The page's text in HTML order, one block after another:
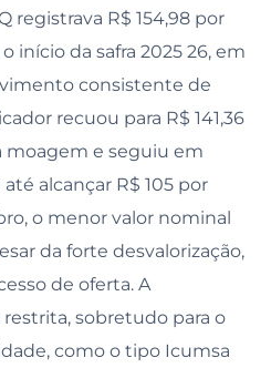
registrava R$ 154,98 por
início da safra 2025 26, em
consistente de
recuou para R$ 141,36
moagem e seguiu em
alcançar R$ 105 por
o menor valor nominal
da forte desvalorização,
de oferta. A
sobretudo para o
como o tipo Icumsa